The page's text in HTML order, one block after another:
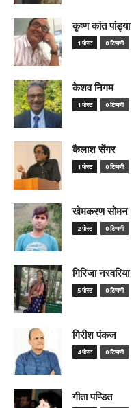
कृष्ण कांत पांड्या
1 पोस्ट 0 टिप्पणी
केशव निगम
1 पोस्ट 0 टिप्पणी
कैलाश सेंगर
1 पोस्ट 0 टिप्पणी
खेमकरण सोमन
2 पोस्ट 0 टिप्पणी
गिरिजा नरवरिया
5 पोस्ट 0 टिप्पणी
गिरीश पंकज
4 पोस्ट 0 टिप्पणी
गीता पण्डित